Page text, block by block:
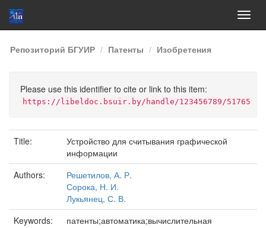
Skip
navigation
Репозиторий БГУИР Патенты Изобретения
Please use this identifier to cite or link to this item:
https://libeldoc.bsuir.by/handle/123456789/51765
Title:
Устройство для считывания графической
информации
Authors:
Решетилов, А. Р.
Сорока, Н. И.
Лукьянец, С. В.
Keywords:
патенты;автоматика;вычислительная